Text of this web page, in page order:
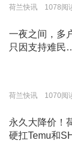
荷兰快讯 1078阅
一夜之间，多
只因支持难民
荷兰快讯 1070阅
永久大降价！
硬扛Temu和